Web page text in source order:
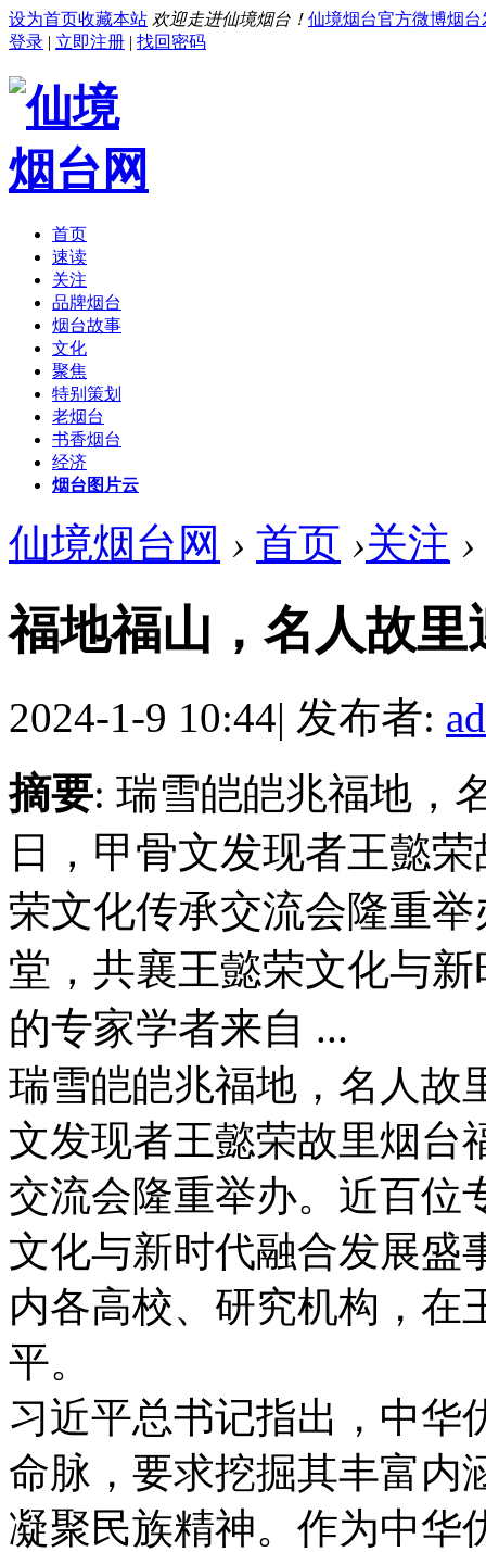
设为首页收藏本站 欢迎走进仙境烟台！ 仙境烟台官方微博烟台
登录 | 立即注册 | 找回密码
首页
速读
关注
品牌烟台
烟台故事
文化
聚焦
特别策划
老烟台
书香烟台
经济
烟台图片云
仙境烟台网 › 首页 ›关注 ›
福地福山，名人故里
2024-1-9 10:44| 发布者:
摘要: 瑞雪皑皑兆福地，
日，甲骨文发现者王懿
荣文化传承交流会隆重
堂，共襄王懿荣文化与
的专家学者来自 ...
瑞雪皑皑兆福地，名人故
文发现者王懿荣故里烟台
交流会隆重举办。近百位
文化与新时代融合发展盛
内各高校、研究机构，在
平。
习近平总书记指出，中华
命脉，要求挖掘其丰富内
凝聚民族精神。作为中华